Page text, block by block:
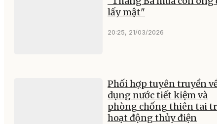
lấy mật"
20:25, 21/03/2026
Phối hợp tuyên truyền về
dụng nước tiết kiệm và
phòng chống thiên tai
hoạt động thủy điện